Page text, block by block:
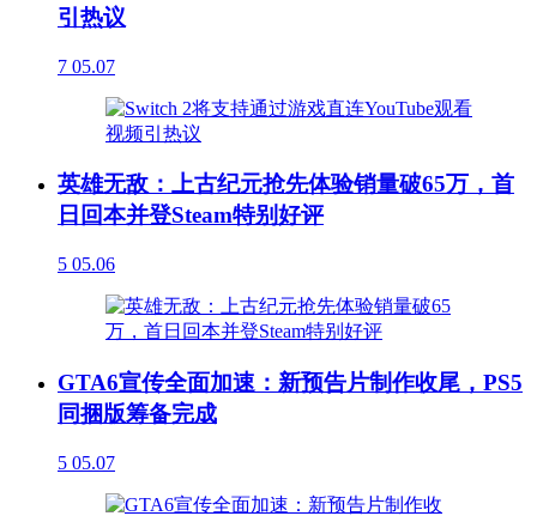
引热议
7 05.07
英雄无敌：上古纪元抢先体验销量破65万，首
日回本并登Steam特别好评
5 05.06
GTA6宣传全面加速：新预告片制作收尾，PS5
同捆版筹备完成
5 05.07